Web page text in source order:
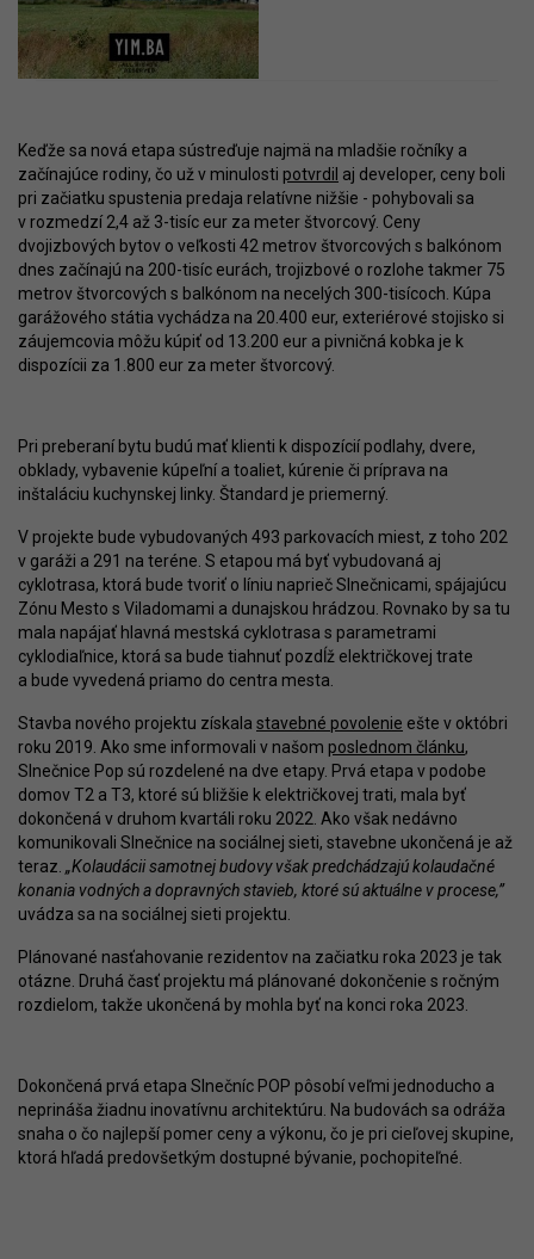
Keďže sa nová etapa sústreďuje najmä na mladšie ročníky a
začínajúce rodiny, čo už v minulosti potvrdil aj developer, ceny boli
pri začiatku spustenia predaja relatívne nižšie - pohybovali sa
v rozmedzí 2,4 až 3-tisíc eur za meter štvorcový. Ceny
dvojizbových bytov o veľkosti 42 metrov štvorcových s balkónom
dnes začínajú na 200-tisíc eurách, trojizbové o rozlohe takmer 75
metrov štvorcových s balkónom na necelých 300-tisícoch. Kúpa
garážového státia vychádza na 20.400 eur, exteriérové stojisko si
záujemcovia môžu kúpiť od 13.200 eur a pivničná kobka je k
dispozícii za 1.800 eur za meter štvorcový.
Pri preberaní bytu budú mať klienti k dispozícií podlahy, dvere,
obklady, vybavenie kúpeľní a toaliet, kúrenie či príprava na
inštaláciu kuchynskej linky. Štandard je priemerný.
V projekte bude vybudovaných 493 parkovacích miest, z toho 202
v garáži a 291 na teréne. S etapou má byť vybudovaná aj
cyklotrasa, ktorá bude tvoriť o líniu naprieč Slnečnicami, spájajúcu
Zónu Mesto s Viladomami a dunajskou hrádzou. Rovnako by sa tu
mala napájať hlavná mestská cyklotrasa s parametrami
cyklodiaľnice, ktorá sa bude tiahnuť pozdĺž električkovej trate
a bude vyvedená priamo do centra mesta.
Stavba nového projektu získala stavebné povolenie ešte v októbri
roku 2019. Ako sme informovali v našom poslednom článku,
Slnečnice Pop sú rozdelené na dve etapy. Prvá etapa v podobe
domov T2 a T3, ktoré sú bližšie k električkovej trati, mala byť
dokončená v druhom kvartáli roku 2022. Ako však nedávno
komunikovali Slnečnice na sociálnej sieti, stavebne ukončená je až
teraz. „Kolaudácii samotnej budovy však predchádzajú kolaudačné
konania vodných a dopravných stavieb, ktoré sú aktuálne v procese,”
uvádza sa na sociálnej sieti projektu.
Plánované nasťahovanie rezidentov na začiatku roka 2023 je tak
otázne. Druhá časť projektu má plánované dokončenie s ročným
rozdielom, takže ukončená by mohla byť na konci roka 2023.
Dokončená prvá etapa Slnečníc POP pôsobí veľmi jednoducho a
neprináša žiadnu inovatívnu architektúru. Na budovách sa odráža
snaha o čo najlepší pomer ceny a výkonu, čo je pri cieľovej skupine,
ktorá hľadá predovšetkým dostupné bývanie, pochopiteľné.